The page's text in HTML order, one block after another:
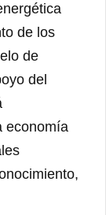
de los
de
del
economía